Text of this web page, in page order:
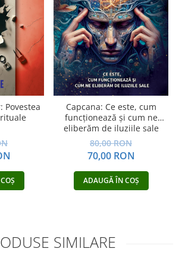
Povestea
Capcana: Ce este, cum
funcționează și cum ne
eliberăm de iluziile sale
80,00 RON
70,00 RON
ADAUGĂ ÎN COȘ
SIMILARE